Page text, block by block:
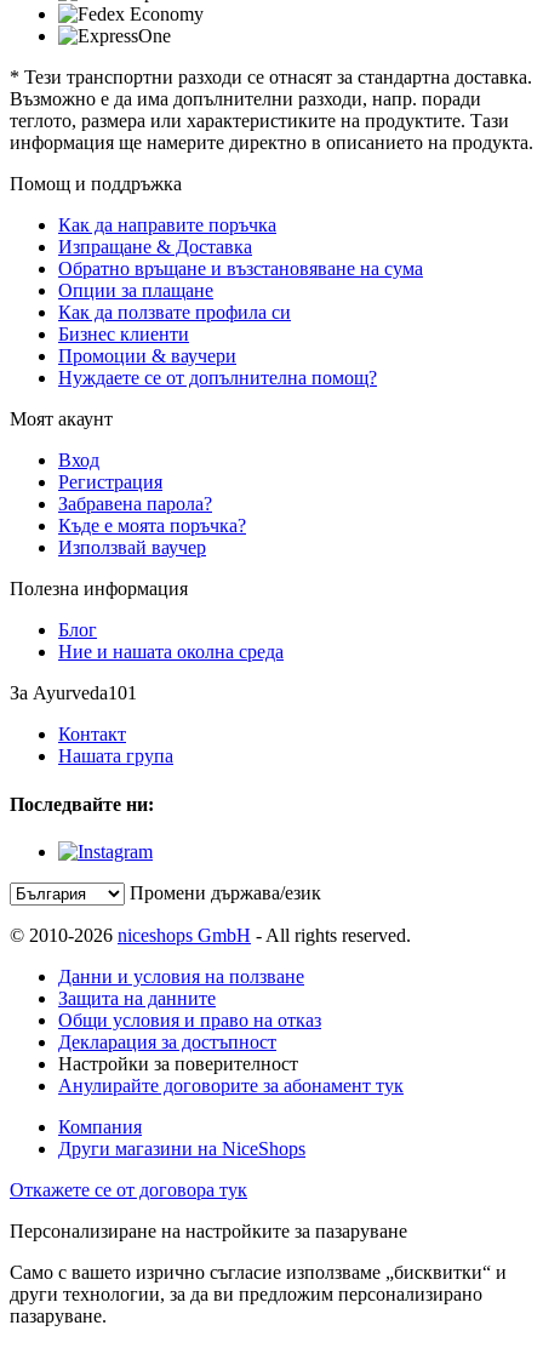
* Тези транспортни разходи се отнасят за стандартна доставка.
Възможно е да има допълнителни разходи, напр. поради
теглото, размера или характеристиките на продуктите. Тази
информация ще намерите директно в описанието на продукта.
Помощ и поддръжка
Как да направите поръчка
Изпращане & Доставка
Обратно връщане и възстановяване на сума
Опции за плащане
Как да ползвате профила си
Бизнес клиенти
Промоции & ваучери
Нуждаете се от допълнителна помощ?
Моят акаунт
Вход
Регистрация
Забравена парола?
Къде е моята поръчка?
Използвай ваучер
Полезна информация
Блог
Ние и нашата околна среда
За Ayurveda101
Контакт
Нашата група
Последвайте ни:
Промени държава/език
© 2010-2026 niceshops GmbH - All rights reserved.
Данни и условия на ползване
Защита на данните
Общи условия и право на отказ
Декларация за достъпност
Настройки за поверителност
Анулирайте договорите за абонамент тук
Компания
Други магазини на NiceShops
Откажете се от договора тук
Персонализиране на настройките за пазаруване
Само с вашето изрично съгласие използваме „бисквитки“ и
други технологии, за да ви предложим персонализирано
пазаруване.